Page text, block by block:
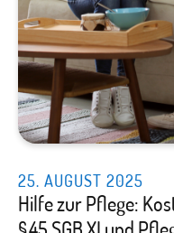
25. AUGUST 2025
Hilfe zur Pflege: